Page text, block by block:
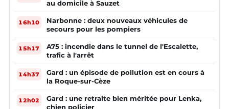
au domicile à Sauzet
16h10
Narbonne : deux nouveaux véhicules de
secours pour les pompiers
15h17
A75 : incendie dans le tunnel de l'Escalette,
trafic à l'arrêt
14h37
Gard : un épisode de pollution est en cours à
la Roque-sur-Cèze
12h02
Gard : une retraite bien méritée pour Lenka,
chien policier